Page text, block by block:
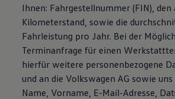
Ihnen: Fahrgestellnummer (FIN), den
Kilometerstand, sowie die
Fahrleistung pro Jahr. Bei der
Terminanfrage für einen
hierfür weitere personenbezogene
und an die Volkswagen AG sowie uns
Name, Vorname, E-Mail-Adresse,